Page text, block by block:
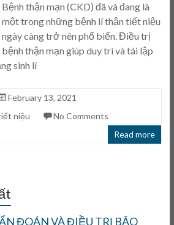
Bệnh thận mạn (CKD) đã và đang là
một trong những bệnh lí thận tiết niệu
ngày càng trở nên phổ biến. Điều trị
bệnh thận mạn giúp duy trì và tái lập
sinh lí
February 13, 2021
niệu
No Comments
Read more
ĐOÁN VÀ ĐIỀU TRỊ BÃO